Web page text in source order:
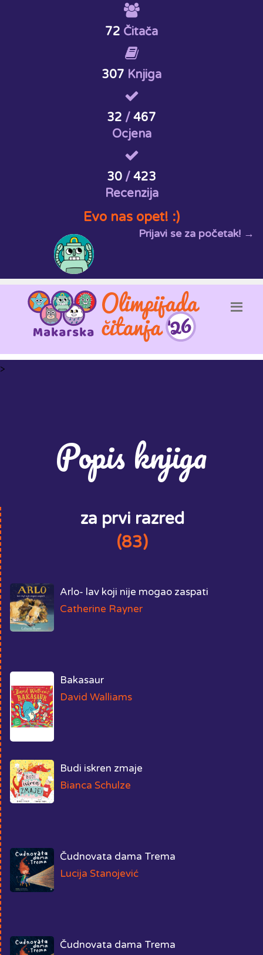
72 Čitača
307 Knjiga
32 / 467
Ocjena
30 / 423
Recenzija
Evo nas opet! :)
Prijavi se za početak! →
>
Popis knjiga
za prvi razred
(83)
Arlo- lav koji nije mogao zaspati
Catherine Rayner
Bakasaur
David Walliams
Budi iskren zmaje
Bianca Schulze
Čudnovata dama Trema
Lucija Stanojević
Čudnovata dama Trema